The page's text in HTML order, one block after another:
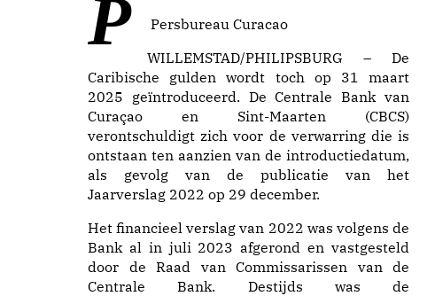
Persbureau Curacao
WILLEMSTAD/PHILIPSBURG – De
Caribische gulden wordt toch op 31 maart
2025 geïntroduceerd. De Centrale Bank van
Curaçao en Sint-Maarten (CBCS)
verontschuldigt zich voor de verwarring die is
ontstaan ten aanzien van de introductiedatum,
als gevolg van de publicatie van het
Jaarverslag 2022 op 29 december.
Het financieel verslag van 2022 was volgens de
Bank al in juli 2023 afgerond en vastgesteld
door de Raad van Commissarissen van de
Centrale Bank. Destijds was de